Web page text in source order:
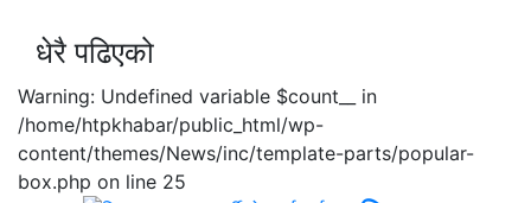
धेरै पढिएको
Warning: Undefined variable $count__ in
/home/htpkhabar/public_html/wp-
content/themes/News/inc/template-parts/popular-
box.php on line 25